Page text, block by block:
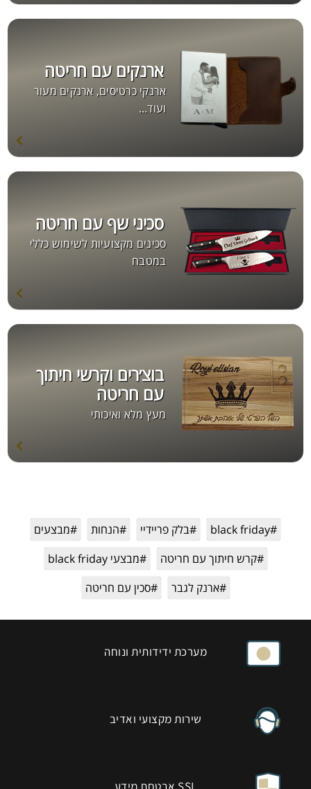
ארנקים עם חריטה
ארנקי כרטיסים, ארנקים מעור
ועוד...
סכיני שף עם חריטה
סכינים מקצועיות לשימוש כללי
במטבח
בוצ׳רים וקרשי חיתוך
עם חריטה
מעץ מלא ואיכותי
#מבצעים #הנחות #בלק פריידיי
#black friday
#מבצעי black friday
#קרש חיתוך עם חריטה
#סכין עם חריטה
#ארנק לגבר
מערכת ידידותית ונוחה
שירות מקצועי ואדיב